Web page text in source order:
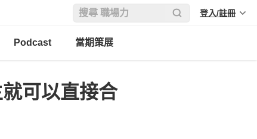
登入/註冊
Podcast 當期策展
可以直接合